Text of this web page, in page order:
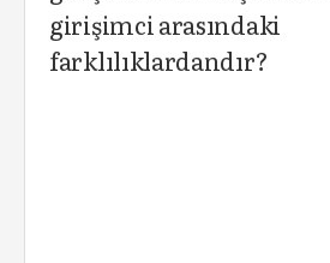
girişimci arasındaki
farklılıklardandır?